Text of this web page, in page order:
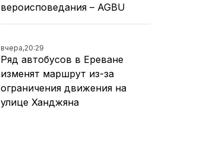
вероисповедания – AGBU
вчера,20:29
Ряд автобусов в Ереване
изменят маршрут из-за
ограничения движения на
улице Ханджяна